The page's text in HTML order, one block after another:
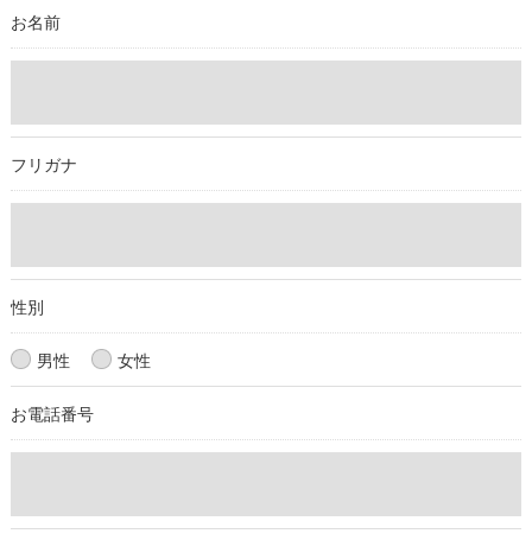
取得した個人情報を第三者に提供することはいたしません。
外部に委託する場合があります。
これらの委託先に対しては個人情報保護契約等の措置をとり、
適切な監督を行います。
当社では、個人情報の漏洩等がなされないよう、適切に安全管
理対策を実施します。
＜個人情報を与えなかった場合に生じる結果＞
必要な情報を頂けない場合は、それに対応した当社のサービス
をご提供できない場合がございますので予めご了承ください。
続を定めさせて頂いております。
お名前
フリガナ
性別
男性 女性
お電話番号